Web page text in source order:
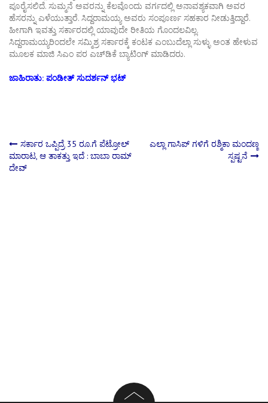
ಪೂರೈಸಲಿದೆ. ಸುಮ್ಮನೆ ಅವರನ್ನು ಕೆಲವೊಂದು ವರ್ಗದಲ್ಲಿ ಅನಾವಶ್ಯಕವಾಗಿ ಅವರ
ಹೆಸರನ್ನು ಎಳೆಯುತ್ತಾರೆ. ಸಿದ್ದರಾಮಯ್ಯ ಅವರು ಸಂಪೂರ್ಣ ಸಹಕಾರ ನೀಡುತ್ತಿದ್ದಾರೆ.
ಹೀಗಾಗಿ ಇವತ್ತು ಸರ್ಕಾರದಲ್ಲಿ ಯಾವುದೇ ರೀತಿಯ ಗೊಂದಲವಿಲ್ಲ.
ಸಿದ್ದರಾಮಯ್ಯರಿಂದಲೇ ಸಮ್ಮಿಶ್ರ ಸರ್ಕಾರಕ್ಕೆ ಕಂಟಕ ಎಂಬುದೆಲ್ಲಾ ಸುಳ್ಳು ಅಂತ ಹೇಳುವ
ಮೂಲಕ ಮಾಜಿ ಸಿಎಂ ಪರ ಎಚ್‍ಡಿಕೆ ಬ್ಯಾಟಿಂಗ್ ಮಾಡಿದರು.
ಜಾಹಿರಾತು: ಪಂಡೀತ್ ಸುದರ್ಶನ್ ಭಟ್
Post
navigation
ಸರ್ಕಾರ ಒಪ್ಪಿದ್ರೆ 35 ರೂ.ಗೆ ಪೆಟ್ರೋಲ್
ಮಾರಾಟ, ಆ ತಾಕತ್ತು ಇದೆ : ಬಾಬಾ ರಾಮ್
ದೇವ್
ಎಲ್ಲಾ ಗಾಸಿಪ್ ಗಳಿಗೆ ರಶ್ಮಿಕಾ ಮಂದಣ್ಣ
ಸ್ಪಷ್ಟನೆ